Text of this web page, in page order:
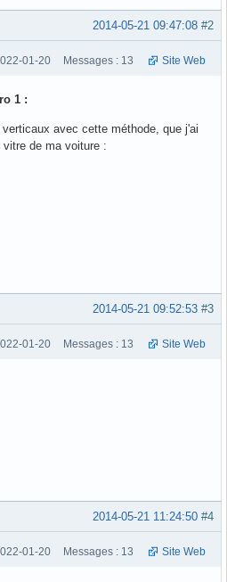
#2
2014-05-21 09:47:08
01-20 Messages : 13 Site Web
1 :
avec cette méthode, que j'ai
de ma voiture :
#3
2014-05-21 09:52:53
01-20 Messages : 13 Site Web
#4
2014-05-21 11:24:50
01-20 Messages : 13 Site Web